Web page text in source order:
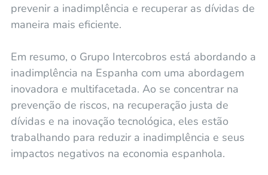
prevenir a inadimplência e recuperar as dívidas de
maneira mais eficiente.
Em resumo, o Grupo Intercobros está abordando a
inadimplência na Espanha com uma abordagem
inovadora e multifacetada. Ao se concentrar na
prevenção de riscos, na recuperação justa de
dívidas e na inovação tecnológica, eles estão
trabalhando para reduzir a inadimplência e seus
impactos negativos na economia espanhola.